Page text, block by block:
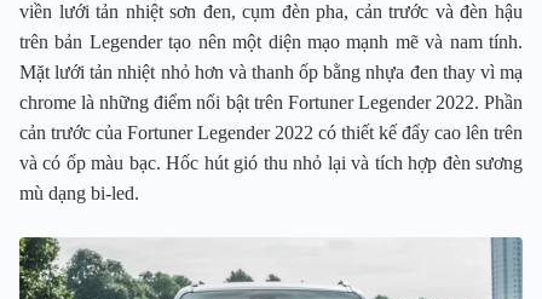
viền lưới tản nhiệt sơn đen, cụm đèn pha, cản trước và đèn hậu
trên bản Legender tạo nên một diện mạo mạnh mẽ và nam tính.
Mặt lưới tản nhiệt nhỏ hơn và thanh ốp bằng nhựa đen thay vì mạ
chrome là những điểm nổi bật trên Fortuner Legender 2022. Phần
cản trước của Fortuner Legender 2022 có thiết kế đẩy cao lên trên
và có ốp màu bạc. Hốc hút gió thu nhỏ lại và tích hợp đèn sương
mù dạng bi-led.